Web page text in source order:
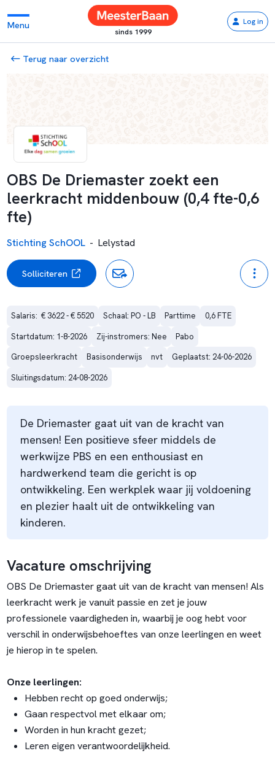
Menu
sinds 1999
Log in
Terug naar overzicht
OBS De Driemaster zoekt een
leerkracht middenbouw (0,4 fte-0,6
fte)
Stichting SchOOL - Lelystad
Solliciteren
Salaris:  € 3622 - € 5520 Schaal: PO - LB Parttime
0,6 FTE
Startdatum: 1-8-2026
Zij-instromers: Nee
Pabo
Groepsleerkracht
Basisonderwijs nvt
Geplaatst: 24-06-2026
Sluitingsdatum: 24-08-2026
De Driemaster gaat uit van de kracht van
mensen! Een positieve sfeer middels de
werkwijze PBS en een enthousiast en
hardwerkend team die gericht is op
ontwikkeling. Een werkplek waar jij voldoening
en plezier haalt uit de ontwikkeling van
kinderen.
Vacature omschrijving
OBS De Driemaster gaat uit van de kracht van mensen! Als
leerkracht werk je vanuit passie en zet je jouw
professionele vaardigheden in, waarbij je oog hebt voor
verschil in onderwijsbehoeftes van onze leerlingen en weet
je hierop in te spelen.
Onze leerlingen:
Hebben recht op goed onderwijs;
Gaan respectvol met elkaar om;
Worden in hun kracht gezet;
Leren eigen verantwoordelijkheid.